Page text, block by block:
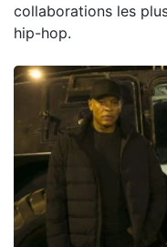
collaborations les
hip-hop.